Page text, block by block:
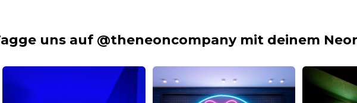
uns auf @theneoncompany mit deinem